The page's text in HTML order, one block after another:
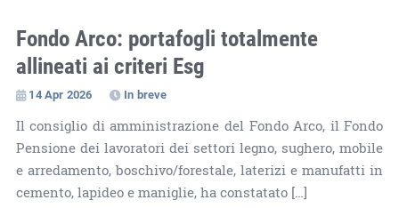
Fondo Arco: portafogli totalmente
allineati ai criteri Esg
14 Apr 2026 In breve
Il consiglio di amministrazione del Fondo Arco, il Fondo
Pensione dei lavoratori dei settori legno, sughero, mobile
e arredamento, boschivo/forestale, laterizi e manufatti in
cemento, lapideo e maniglie, ha constatato […]